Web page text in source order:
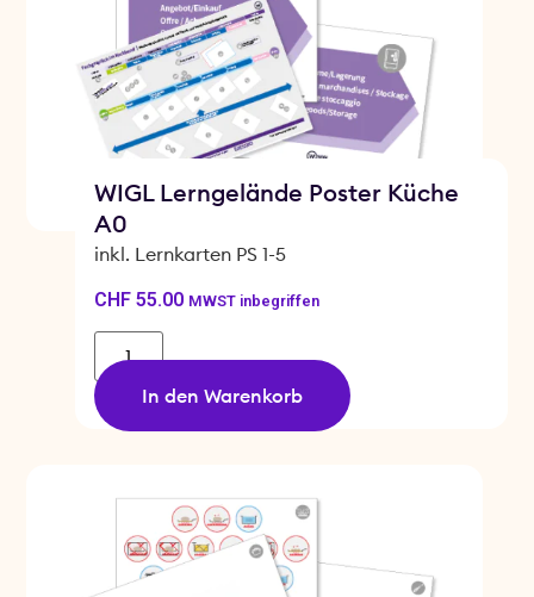
WIGL Lerngelände Poster Küche
A0
inkl. Lernkarten PS 1-5
CHF55.00 MWST inbegriffen
In den Warenkorb